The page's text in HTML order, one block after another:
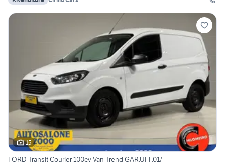
15
FORD Transit Courier 100cv Van Trend GAR.UFF.01/